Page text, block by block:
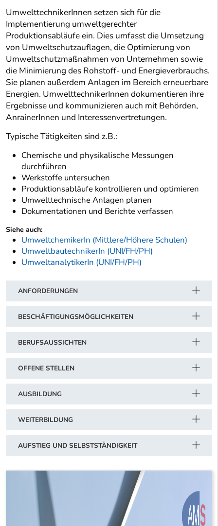
UmwelttechnikerInnen setzen sich für die
Implementierung umweltgerechter
Produktionsabläufe ein. Dies umfasst die Umsetzung
von Umweltschutzauflagen, die Optimierung von
Umweltschutzmaßnahmen von Unternehmen sowie
die Minimierung des Rohstoff- und Energieverbrauchs.
Sie planen außerdem Anlagen im Bereich erneuerbare
Energien. UmwelttechnikerInnen dokumentieren ihre
Ergebnisse und kommunizieren auch mit Behörden,
AnrainerInnen und Interessenvertretungen.
Typische Tätigkeiten sind z.B.:
Chemische und physikalische Messungen
durchführen
Werkstoffe untersuchen
Produktionsabläufe kontrollieren und optimieren
Umwelttechnische Anlagen planen
Dokumentationen und Berichte verfassen
Siehe auch:
UmweltchemikerIn (Mittlere/Höhere Schulen)
UmweltbautechnikerIn (UNI/FH/PH)
UmweltanalytikerIn (UNI/FH/PH)
ANFORDERUNGEN
BESCHÄFTIGUNGSMÖGLICHKEITEN
BERUFSAUSSICHTEN
OFFENE STELLEN
AUSBILDUNG
WEITERBILDUNG
AUFSTIEG UND SELBSTSTÄNDIGKEIT